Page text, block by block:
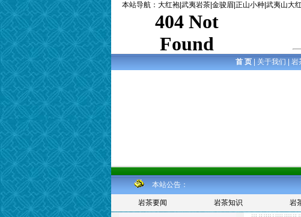
本站导航： 大红袍| 武夷岩茶| 金骏眉| 正山小种| 武夷山大
首 页 关于我们 岩
本站公告：
岩茶要闻 岩茶知识 岩